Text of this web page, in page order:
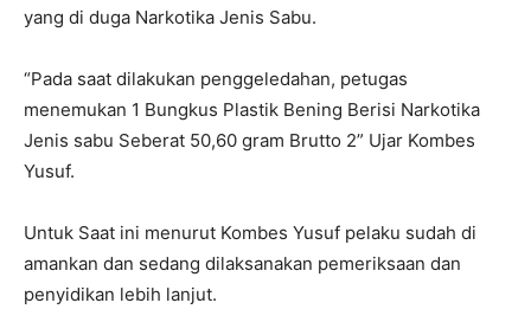
yang di duga Narkotika Jenis Sabu.
“Pada saat dilakukan penggeledahan, petugas
menemukan 1 Bungkus Plastik Bening Berisi Narkotika
Jenis sabu Seberat 50,60 gram Brutto 2” Ujar Kombes
Yusuf.
Untuk Saat ini menurut Kombes Yusuf pelaku sudah di
amankan dan sedang dilaksanakan pemeriksaan dan
penyidikan lebih lanjut.